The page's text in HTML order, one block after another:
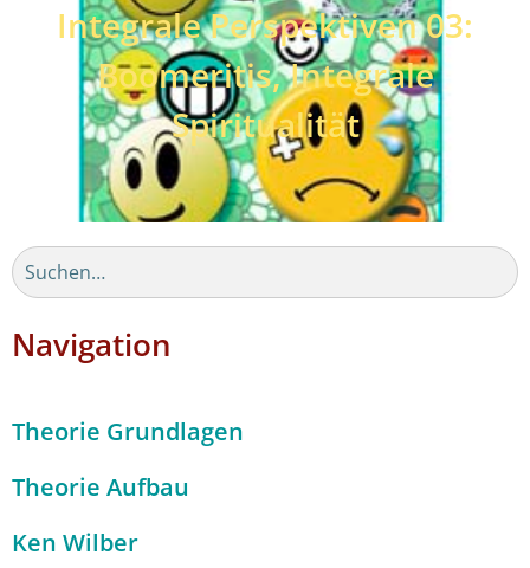
Integrale Perspektiven 03:
Boomeritis, Integrale
Spiritualität
Navigation
Theorie Grundlagen
Theorie Aufbau
Ken Wilber